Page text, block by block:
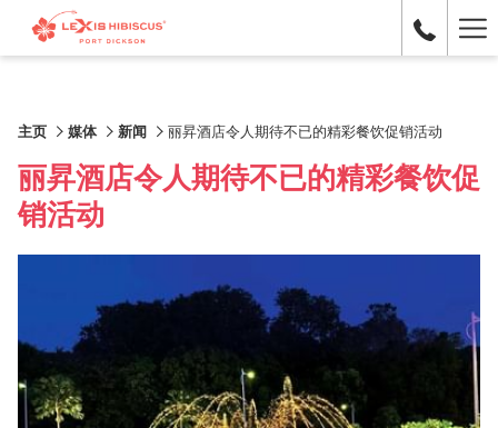
主页 媒体 新闻 丽昇酒店令人期待不已的精彩餐饮促销活动
丽昇酒店令人期待不已的精彩餐饮促
销活动